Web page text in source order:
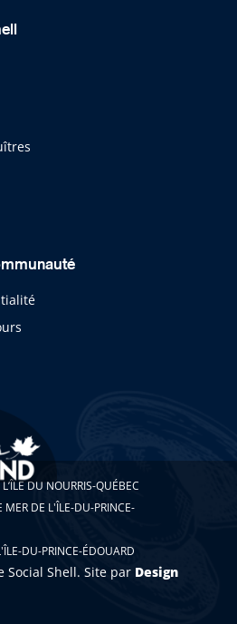
DU NOURRIS-QUÉBEC
MER DE L'ÎLE-DU-PRINCE-
DU-PRINCE-ÉDOUARD
Social Shell. Site par Design